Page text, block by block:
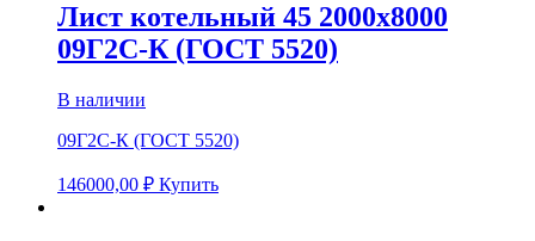
Лист котельный 45 2000х8000
09Г2С-К (ГОСТ 5520)
В наличии
09Г2С-К (ГОСТ 5520)
146000,00 ₽ Купить